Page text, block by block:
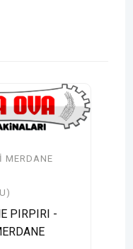
MERDANE
PIRPIRI -